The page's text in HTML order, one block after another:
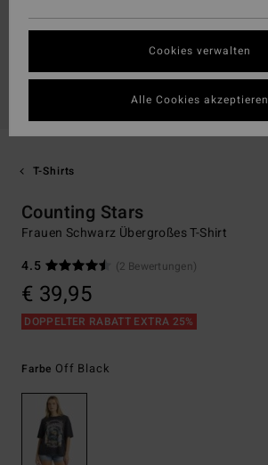
T-Shirts
Counting Stars
Frauen Schwarz Übergroßes T-Shirt
4.5
(2 Bewertungen)
€ 39,95
DOPPELTER RABATT EXTRA 25%
Farbe Off Black
Cookies verwalten
Alle Cookies akzeptieren